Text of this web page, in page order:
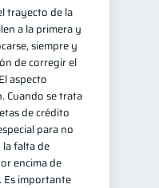
trayecto de la
a la primera y
siempre y
de corregir el
aspecto
Cuando se trata
de crédito
para no
la falta de
encima de
Es importante